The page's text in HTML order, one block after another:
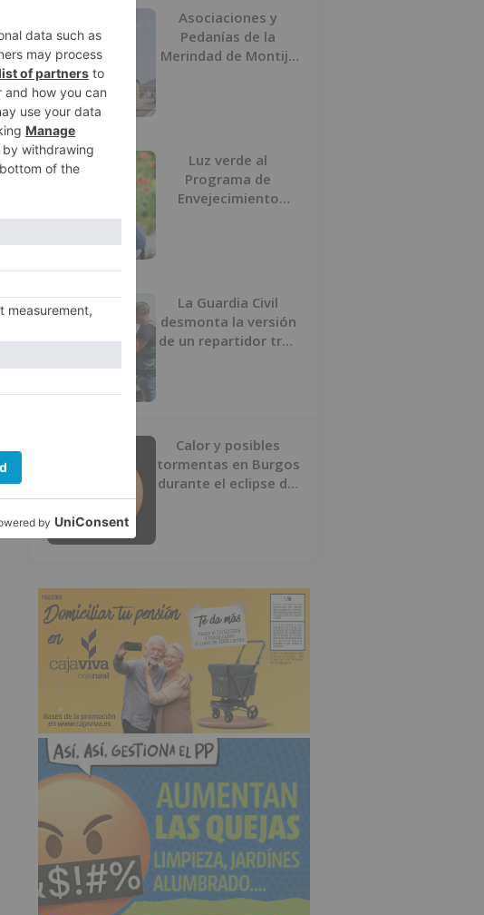
2
Asociaciones y
Pedanías de la
Merindad de Montija
3
Luz verde al
Programa de
Envejecimiento
4
La Guardia Civil
desmonta la versión
de un repartidor tras
Calor y posibles
tormentas en Burgos
durante el eclipse del